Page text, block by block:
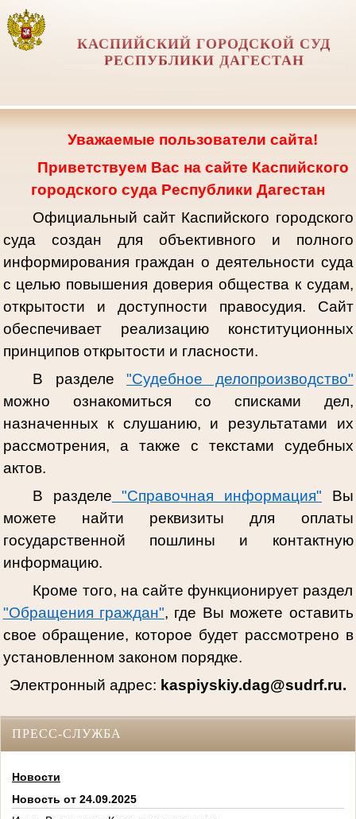
КАСПИЙСКИЙ ГОРОДСКОЙ СУД
РЕСПУБЛИКИ ДАГЕСТАН
Уважаемые пользователи сайта!
Приветствуем Вас на сайте Каспийского
городского суда Республики Дагестан
Официальный сайт Каспийского городского
суда создан для объективного и полного
информирования граждан о деятельности суда
с целью повышения доверия общества к судам,
открытости и доступности правосудия. Сайт
обеспечивает реализацию конституционных
принципов открытости и гласности.
В разделе"Судебное делопроизводство"
можно ознакомиться со списками дел,
назначенных к слушанию, и результатами их
рассмотрения, а также с текстами судебных
актов.
В разделе "Справочная информация" Вы
можете найти реквизиты для оплаты
государственной пошлины и контактную
информацию.
Кроме того, на сайте функционирует раздел
"Обращения граждан", где Вы можете оставить
свое обращение, которое будет рассмотрено в
установленном законом порядке.
Электронный адрес: kaspiyskiy.dag@sudrf.ru.
ПРЕСС-СЛУЖБА
Новости
Новость от 24.09.2025